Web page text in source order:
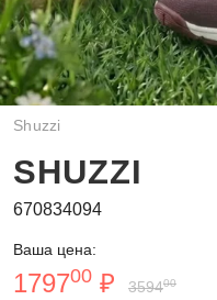
Shuzzi
SHUZZI
670834094
Ваша цена:
179700 ₽ 359400